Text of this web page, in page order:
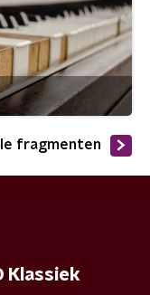
fragmenten
Klassiek